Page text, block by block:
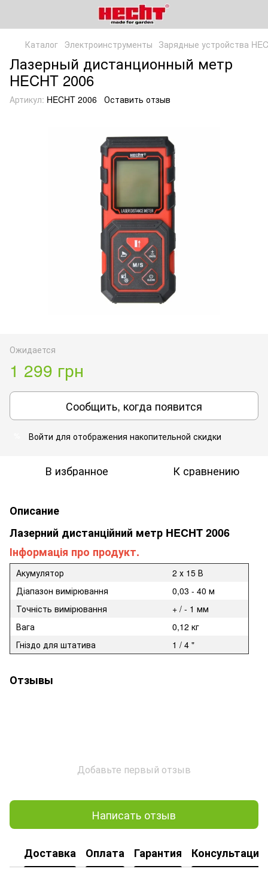
Каталог Электроинструменты Зарядные устройства
Лазерный дистанционный метр
HECHT 2006
Артикул: HECHT 2006 Оставить отзыв
Ожидается
1 299 грн
Сообщить, когда появится
Войти для отображения накопительной скидки
В избранное К сравнению
Описание
Лазерний дистанційний метр HECHT 2006
Інформація про продукт.
Акумулятор
2 х 15 В
Діапазон вимірювання
0,03 - 40 м
Точність вимірювання
+ / - 1 мм
Вага
0,12 кг
Гніздо для штатива
1 / 4 "
Отзывы
Добавьте первый отзыв
Написать отзыв
Доставка Оплата Гарантия Консультация